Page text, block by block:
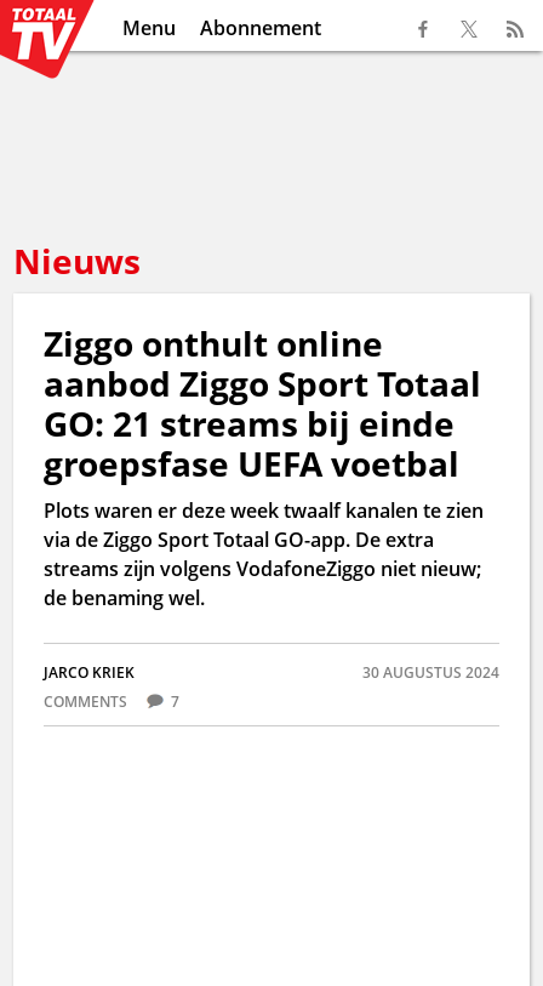
Menu Abonnement
Nieuws
Ziggo onthult online
aanbod Ziggo Sport Totaal
GO: 21 streams bij einde
groepsfase UEFA voetbal
Plots waren er deze week twaalf kanalen te zien
via de Ziggo Sport Totaal GO-app. De extra
streams zijn volgens VodafoneZiggo niet nieuw;
de benaming wel.
JARCO KRIEK
30 AUGUSTUS 2024
COMMENTS
7